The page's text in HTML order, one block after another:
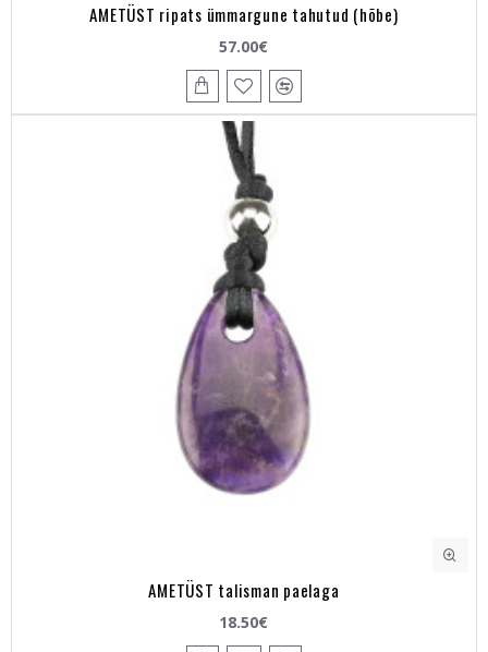
AMETÜST ripats ümmargune tahutud (hõbe)
57.00€
AMETÜST talisman paelaga
18.50€